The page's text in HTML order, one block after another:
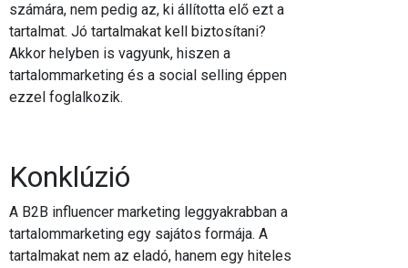
számára, nem pedig az, ki állította elő ezt a
tartalmat. Jó tartalmakat kell biztosítani?
Akkor helyben is vagyunk, hiszen a
tartalommarketing és a social selling éppen
ezzel foglalkozik.
Konklúzió
A B2B influencer marketing leggyakrabban a
tartalommarketing egy sajátos formája. A
tartalmakat nem az eladó, hanem egy hiteles